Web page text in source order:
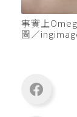
事實上
圖／